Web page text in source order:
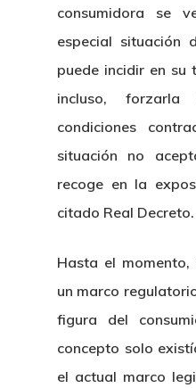
consumidora se
especial situación
puede incidir en su
incluso,
condiciones
situación no
recoge en la
citado Real Decreto.
Hasta el
un marco
figura del
concepto solo
el actual marco